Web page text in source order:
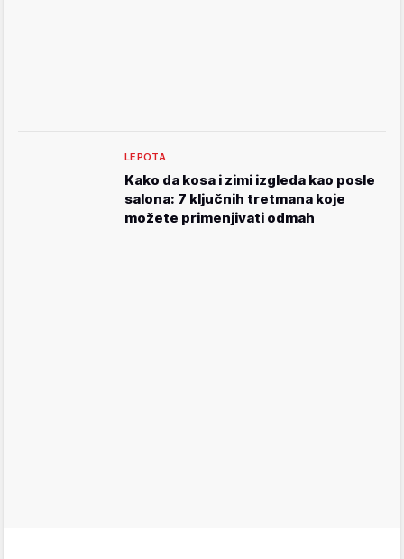
LEPOTA
Kako da kosa i zimi izgleda kao posle
salona: 7 ključnih tretmana koje
možete primenjivati odmah